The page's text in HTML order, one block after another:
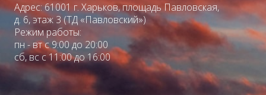
Адрес: 61001 г. Харьков, площадь Павловская,
д. 6, этаж 3 (ТД «Павловский»)
Режим работы:
пн - вт с 9:00 до 20:00
сб, вс с 11:00 до 16:00